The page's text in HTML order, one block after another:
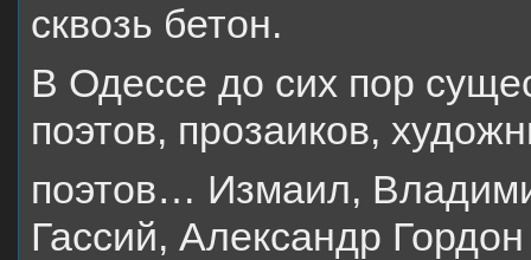
сквозь бетон.
В Одессе до сих пор
поэтов, прозаиков,
поэтов… Измаил,
Гассий, Александр